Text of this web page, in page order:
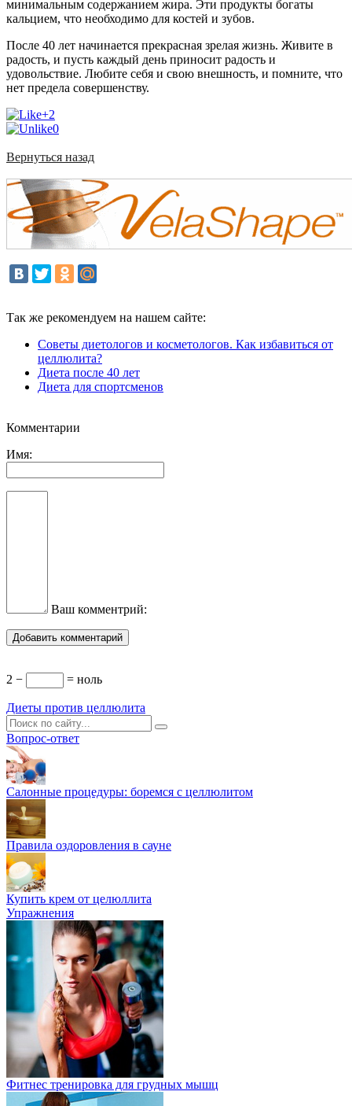
минимальным содержанием жира. Эти продукты богаты
кальцием, что необходимо для костей и зубов.
После 40 лет начинается прекрасная зрелая жизнь. Живите в
радость, и пусть каждый день приносит радость и
удовольствие. Любите себя и свою внешность, и помните, что
нет предела совершенству.
+2
0
Вернуться назад
Так же рекомендуем на нашем сайте:
Советы диетологов и косметологов. Как избавиться от
целлюлита?
Диета после 40 лет
Диета для спортсменов
Комментарии
Имя:
Ваш комментрий:
2 − = ноль
Диеты против целлюлита
Вопрос-ответ
Салонные процедуры: боремся с целлюлитом
Правила оздоровления в сауне
Купить крем от целюллита
Упражнения
Фитнес тренировка для грудных мышц